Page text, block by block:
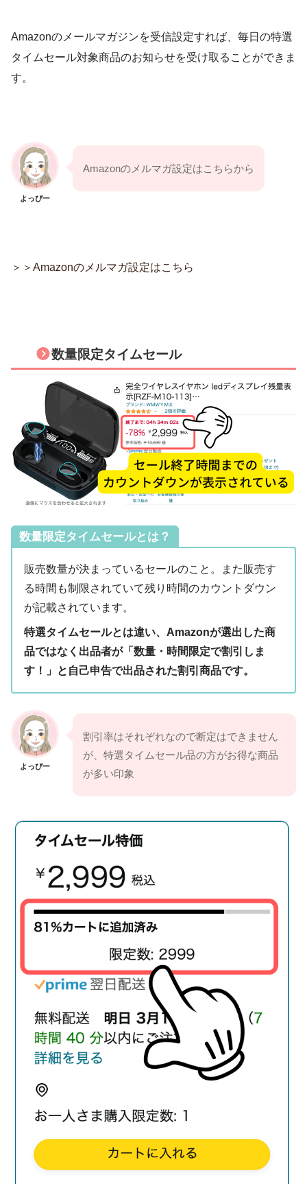
Amazonのメールマガジンを受信設定すれば、毎日の特選
タイムセール対象商品のお知らせを受け取ることができま
す。
よっぴー
Amazonのメルマガ設定はこちらから
＞＞Amazonのメルマガ設定はこちら
数量限定タイムセール
数量限定タイムセールとは？
販売数量が決まっているセールのこと。また販売す
る時間も制限されていて残り時間のカウントダウン
が記載されています。
特選タイムセールとは違い、Amazonが選出した商
品ではなく出品者が「数量・時間限定で割引しま
す！」と自己申告で出品された割引商品です。
よっぴー
割引率はそれぞれなので断定はできません
が、特選タイムセール品の方がお得な商品
が多い印象